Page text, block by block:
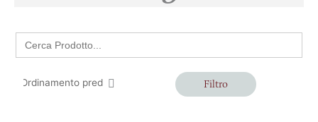
Search
for:
Filtro